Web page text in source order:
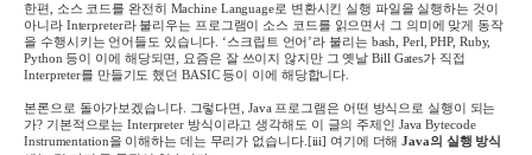
한편 소스 코드를 완전히 Machine Language로 변환시킨 실행 파일을 실행하는 것이
아니라 Interpreter라 불리우는 프로그램이 소스 코드를 읽으면서 그 의미에 맞게 동작
을 수행시키는 언어들도 있습니다 . ‘스크립트 언어 ’라 불리는bash, Perl, PHP, Ruby,
Python 등이 이에 해당되면 요즘은 잘 쓰이지 않지만 그 옛날 Bill Gates가 직접
Interpreter를 만들기도 했던 BASIC 등이 이에 해당합니다
본론으로 돌아가보겠습니다. 그렇다면 , Java 프로그램은 어떤 방식으로 실행이 되는
가? 기본적으로는 Interpreter 방식이라고 생각해도 이 글의 주제인 Java Bytecode
Instrumentation을 이해하는 데는 무리가 없습니다. [iii] 여기에 더해 Java의 실행 방식